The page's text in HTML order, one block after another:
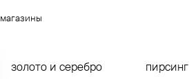
магазины
золото и серебро пирсинг